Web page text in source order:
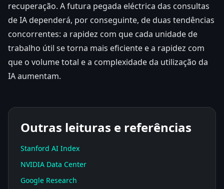
recuperação. A futura pegada eléctrica das consultas
de IA dependerá, por conseguinte, de duas tendências
concorrentes: a rapidez com que cada unidade de
trabalho útil se torna mais eficiente e a rapidez com
que o volume total e a complexidade da utilização da
IA aumentam.
Outras leituras e referências
Stanford AI Index
NVIDIA Data Center
Google Research